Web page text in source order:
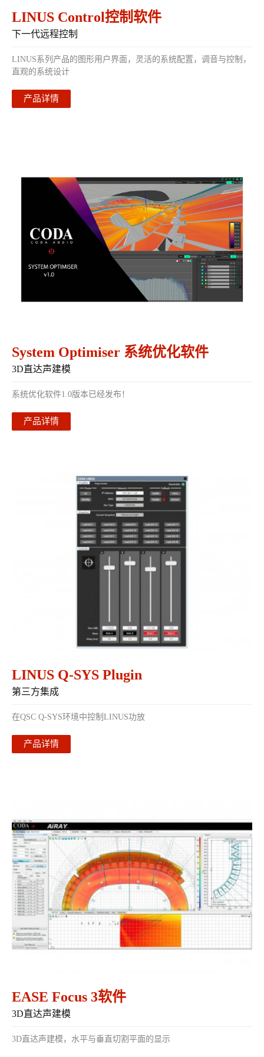
LINUS Control控制软件
下一代远程控制
LINUS系列产品的图形用户界面，灵活的系统配置，调音与控制，
直观的系统设计
产品详情
System Optimiser 系统优化软件
3D直达声建模
系统优化软件1.0版本已经发布！
产品详情
LINUS Q-SYS Plugin
第三方集成
在QSC Q-SYS环境中控制LINUS功放
产品详情
EASE Focus 3软件
3D直达声建模
3D直达声建模，水平与垂直切割平面的显示